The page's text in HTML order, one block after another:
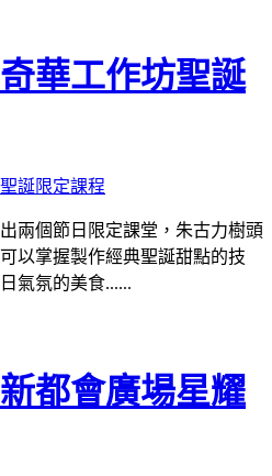
華工作坊聖誕
兩個節日限定課堂，朱古力樹頭
以掌握製作經典聖誕甜點的技
氣氛的美食......
都會廣場星耀